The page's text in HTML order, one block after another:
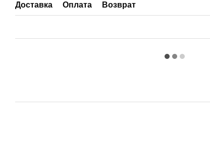
Доставка Оплата Возврат